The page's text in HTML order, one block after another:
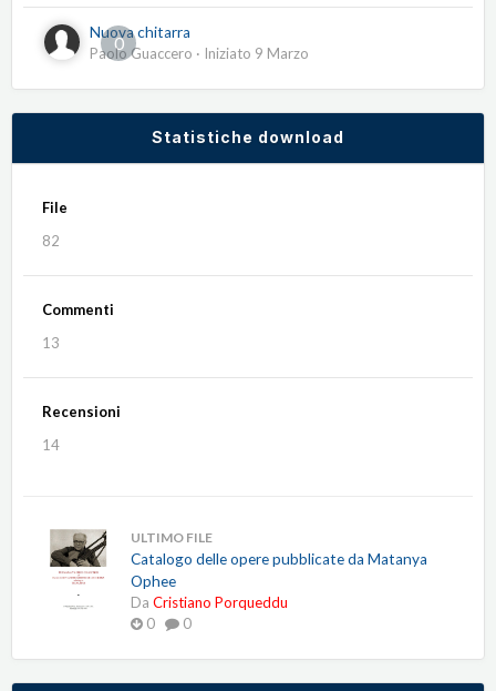
0
Nuova chitarra
Paolo Guaccero · Iniziato 9 Marzo
Statistiche download
File
82
Commenti
13
Recensioni
14
ULTIMO FILE
Catalogo delle opere pubblicate da Matanya
Ophee
Da Cristiano Porqueddu
0
0